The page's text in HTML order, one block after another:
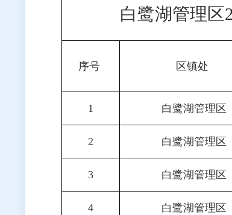
白鹭湖管理区
序号 区镇处
1 白鹭湖管理区
2 白鹭湖管理区
3 白鹭湖管理区
4 白鹭湖管理区